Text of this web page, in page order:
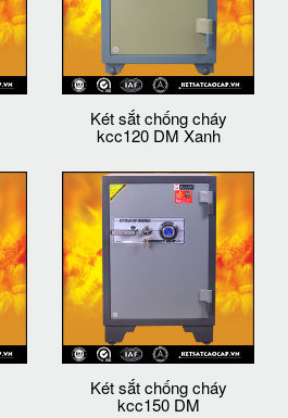
Két sắt chống cháy
kcc120 DM Xanh
Két sắt chống cháy
kcc150 DM